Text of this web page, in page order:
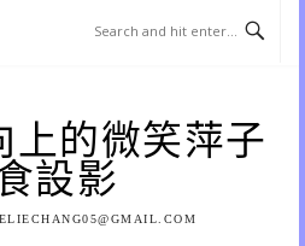
上的微笑萍子
設影